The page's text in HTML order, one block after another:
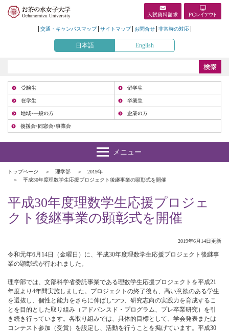
交通・キャンパスマップ サイトマップ お問合せ 非常時の対応
日本語 English
トップページ 理学部
2019年
平成30年度理数学生応援プロジェクト後継事業の顕彰式を開催
平成30年度理数学生応援プロジェ
クト後継事業の顕彰式を開催
2019年6月14日更新
令和元年6月14日（金曜日）に、平成30年度理数学生応援プロジェクト後継事
業の顕彰式が行われました。
理学部では、文部科学省委託事業である理数学生応援プロジェクトを平成21
年度より4年間実施しました。プロジェクトの終了後も、高い意欲のある学生
を選抜し、個性と能力をさらに伸ばしつつ、研究志向の実践力を育成するこ
とを目的とした取り組み（アドバンスド・プログラム、プレ卒業研究）を引
き続き行っています。各取り組みでは、具体的目標として、学会発表または
コンテスト参加（受賞）を設定し、活動を行うことを掲げています。平成30